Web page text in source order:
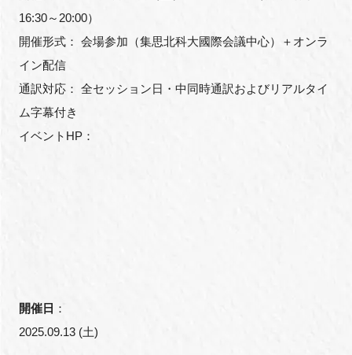
16:30～20:00）
開催形式： 会場参加（集思北科大國際会議中心）＋オンラ
イン配信
通訳対応： 全セッション日・中同時通訳およびリアルタイ
ム字幕付き
イベントHP：
開催日 ：
2025.09.13 (土)